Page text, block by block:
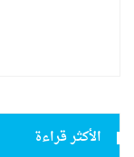
الأكثر قراءة